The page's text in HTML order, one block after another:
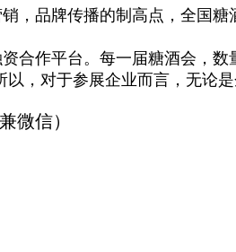
品牌传播的制高点，全国
作平台。每一届糖酒会，
，对于参展企业而言，无论
兼微信）